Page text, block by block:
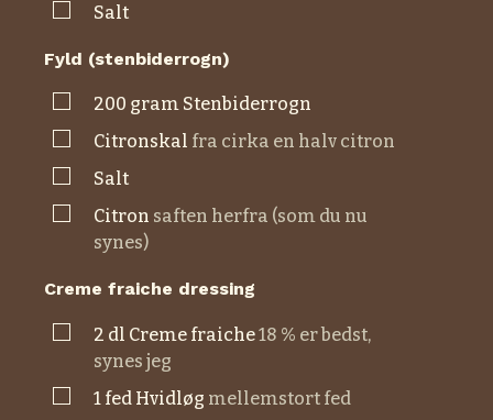
▢ salt
Fyld (stenbiderrogn)
▢200 gram
stenbiderrogn
▢ citronskal fra cirka en halv citron
▢ salt
▢ citron saften herfra (som du nu
synes)
Creme fraiche dressing
▢2 dl creme fraiche18 % er bedst,
synes jeg
▢1 fed hvidløg mellemstort fed